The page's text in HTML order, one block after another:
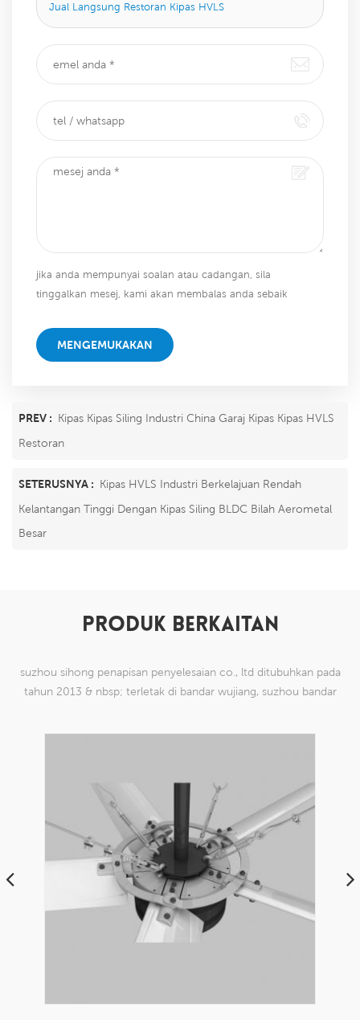
Jual Langsung Restoran Kipas HVLS
jika anda mempunyai soalan atau cadangan, sila
tinggalkan mesej, kami akan membalas anda sebaik
MENGEMUKAKAN
PREV : Kipas Kipas Siling Industri China Garaj Kipas Kipas HVLS
Restoran
SETERUSNYA : Kipas HVLS Industri Berkelajuan Rendah
Kelantangan Tinggi Dengan Kipas Siling BLDC Bilah Aerometal
Besar
PRODUK BERKAITAN
suzhou sihong penapisan penyelesaian co., ltd ditubuhkan pada
tahun 2013 & nbsp; terletak di bandar wujiang, suzhou bandar